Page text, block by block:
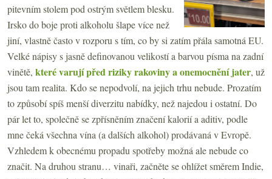
pitevním stolem pod ostrým světlem blesku.
Irsko do boje proti alkoholu šlape více než
jiní, vlastně často v rozporu s tím, co by si zatím přála samotná EU.
Velké nápisy s jasně definovanou velikostí a barvou písma na zadní
vinětě, které varují před riziky rakoviny a onemocnění jater, už
jsou tam realita. Kdo se nepodvolí, na jejich trhu nebude. Prozatím
to způsobí spíš menší diverzitu nabídky, než najedou i ostatní. Do
pár let to, společně se zpřísněním značení kalorií a aditiv, podle
mne čeká všechna vína (a dalších alkohol) prodávaná v Evropě.
Vzhledem k obecnému propadu spotřeby možná ale nebude co
značit. Na druhou stranu… vinaři, začněte se ohlížet směrem Indie,